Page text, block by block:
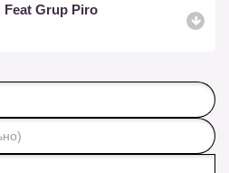
Feat Grup Piro